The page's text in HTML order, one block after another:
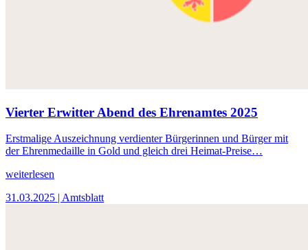
Vierter Erwitter Abend des Ehrenamtes 2025
Erstmalige Auszeichnung verdienter Bürgerinnen und Bürger mit
der Ehrenmedaille in Gold und gleich drei Heimat-Preise…
weiterlesen
31.03.2025 | Amtsblatt